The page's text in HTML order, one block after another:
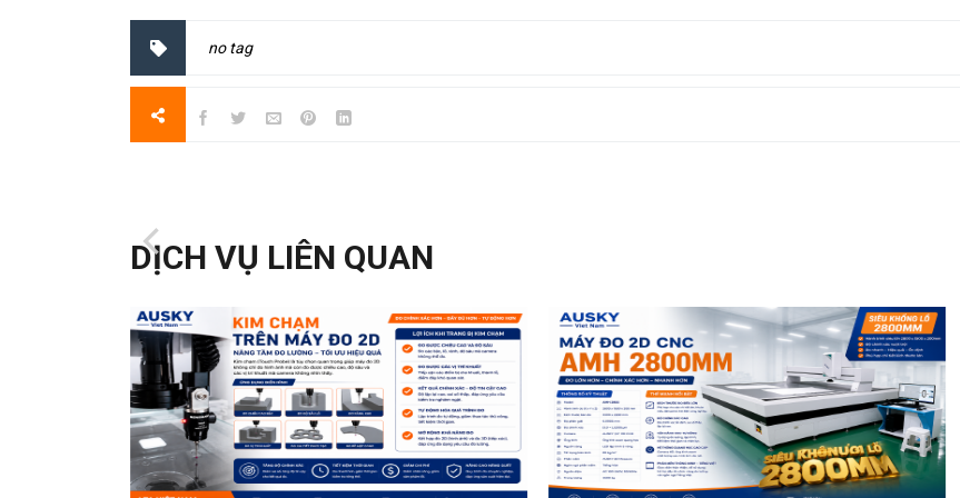
no tag
DỊCH VỤ LIÊN QUAN